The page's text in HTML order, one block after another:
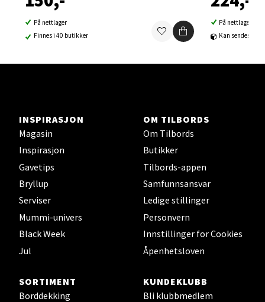
På nettlager
Finnes i 40 butikker
På nettlager
Kan sendes til
INSPIRASJON
Magasin
Inspirasjon
Gavetips
Bryllup
Serviser
Mummi-univers
Black Week
Jul
OM TILBORDS
Om Tilbords
Butikker
Tilbords-appen
Samfunnsansvar
Ledige stillinger
Personvern
Innstillinger for Cookies
Åpenhetsloven
SORTIMENT
Borddekking
KUNDEKLUBB
Bli klubbmedlem
Orkanger - Thon Senter Orkanger
Thon Senter Orkanger, Orkdalsveien 113, 7300
Sandvika - Thon Senter Sandvika
Brodtkorbsgate 7, 1338 Sandvika
Åpent i dag 09-19